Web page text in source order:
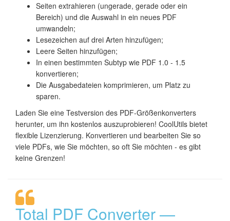
Seiten extrahieren (ungerade, gerade oder ein
Bereich) und die Auswahl in ein neues PDF
umwandeln;
Lesezeichen auf drei Arten hinzufügen;
Leere Seiten hinzufügen;
In einen bestimmten Subtyp wie PDF 1.0 - 1.5
konvertieren;
Die Ausgabedateien komprimieren, um Platz zu
sparen.
Laden Sie eine Testversion des PDF-Größenkonverters
herunter, um ihn kostenlos auszuprobieren! CoolUtils bietet
flexible Lizenzierung. Konvertieren und bearbeiten Sie so
viele PDFs, wie Sie möchten, so oft Sie möchten - es gibt
keine Grenzen!
Total PDF Converter —